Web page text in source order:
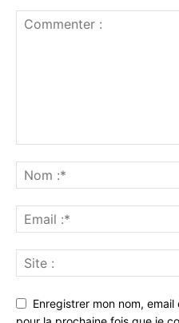
Enregistrer mon nom,